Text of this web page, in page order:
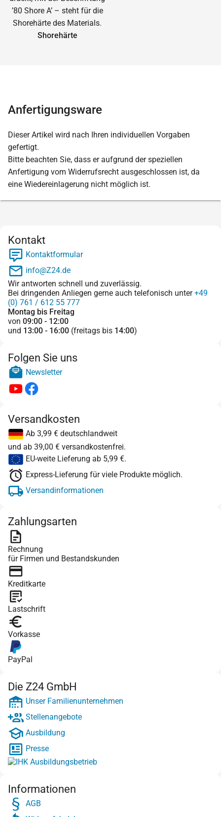
Shorehärte
Anfertigungsware
Dieser Artikel wird nach Ihren individuellen Vorgaben
gefertigt.
Bitte beachten Sie, dass er aufgrund der speziellen
Anfertigung vom Widerrufsrecht ausgeschlossen ist, da
eine Wiedereinlagerung nicht möglich ist.
Kontakt
Kontaktformular
info@Z24.de
Wir antworten schnell und zuverlässig.
Bei dringenden Anliegen gerne auch telefonisch unter+49
(0) 761 / 612 55 777
Montag bis Freitag
von 09:00 - 12:00
und 13:00 - 16:00 (freitags bis 14:00)
Folgen Sie uns
Newsletter
Versandkosten
Ab 3,99 € deutschlandweit
und ab 39,00 € versandkostenfrei.
EU-weite Lieferung ab 5,99 €.
Express-Lieferung für viele Produkte möglich.
Versandinformationen
Zahlungsarten
Rechnung
für Firmen und Bestandskunden
Kreditkarte
Lastschrift
Vorkasse
PayPal
Die Z24 GmbH
Unser Familienunternehmen
Stellenangebote
Ausbildung
Presse
Informationen
AGB